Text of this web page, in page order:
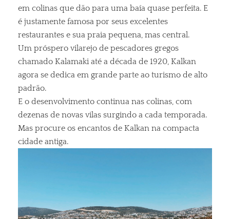
em colinas que dão para uma baía quase perfeita. E
é justamente famosa por seus excelentes
restaurantes e sua praia pequena, mas central.
Um próspero vilarejo de pescadores gregos
chamado Kalamaki até a década de 1920, Kalkan
agora se dedica em grande parte ao turismo de alto
padrão.
E o desenvolvimento continua nas colinas, com
dezenas de novas vilas surgindo a cada temporada.
Mas procure os encantos de Kalkan na compacta
cidade antiga.